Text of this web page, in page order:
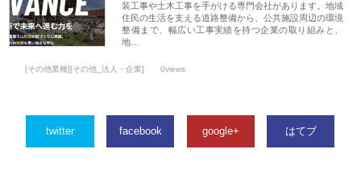
装工事や土木工事を手がける専門会社があります。地域
住民の生活を支える道路整備から、公共施設周辺の環境
整備まで、幅広い工事実績を持つ企業の取り組みと、
地…
[その他業種][その他_法人・企業] 0views
twitter facebook google+ はてブ